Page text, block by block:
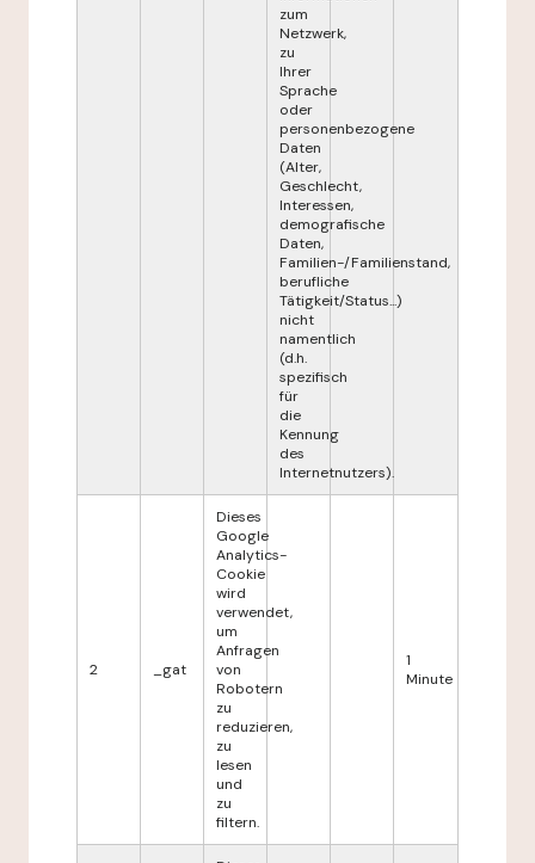
zum
Netzwerk,
zu
Ihrer
Sprache
oder
personenbezogene
Daten
(Alter,
Geschlecht,
Interessen,
demografische
Daten,
Familien-/Familienstand,
berufliche
Tätigkeit/Status...)
nicht
namentlich
(d.h.
spezifisch
für
die
Kennung
des
Internetnutzers).
2 _gat
Dieses
Google
Analytics-
Cookie
wird
verwendet,
um
Anfragen
von
Robotern
zu
reduzieren,
zu
lesen
und
zu
filtern.
1
Minute